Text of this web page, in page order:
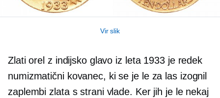
Vir slik
Zlati orel z indijsko glavo iz leta 1933 je redek
numizmatični kovanec, ki se je le za las izognil
zaplembi zlata s strani vlade. Ker jih je le nekaj